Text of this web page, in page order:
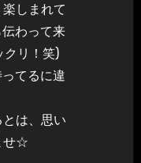
しまれて
わって来
クリ！笑)
てるに違
は、思い
せ☆